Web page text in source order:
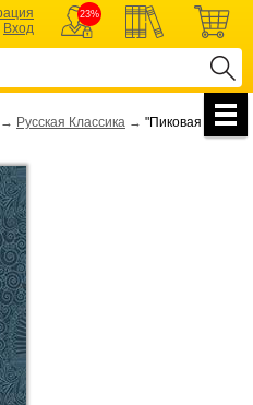
Вход
23%
→ Русская Классика → "Пиковая Дама"